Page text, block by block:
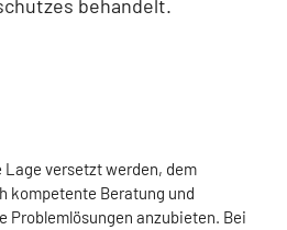
behandelt.
Lage versetzt werden, dem
kompetente Beratung und
Problemlösungen anzubieten. Bei